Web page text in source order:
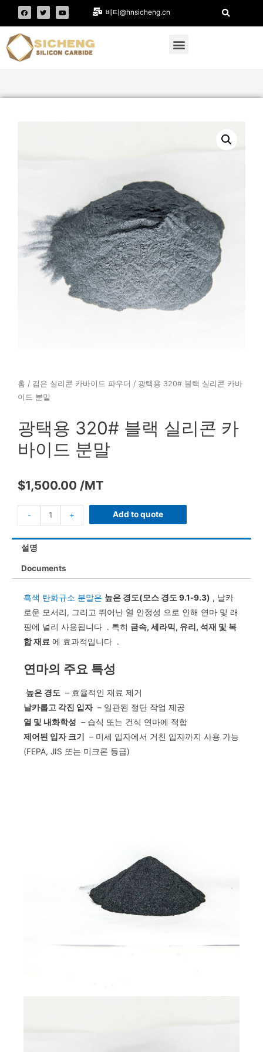
베티@hnsicheng.cn
홈 / 검은 실리콘 카바이드 파우더 / 광택용 320# 블랙 실리콘 카바
이드 분말
광택용 320# 블랙 실리콘 카
바이드 분말
$1,500.00 /MT
- + Add to quote
설명
Documents
흑색 탄화규소 분말은 높은 경도(모스 경도 9.1-9.3) , 날카
로운 모서리, 그리고 뛰어난 열 안정성 으로 인해 연마 및 래
핑에 널리 사용됩니다 . 특히 금속, 세라믹, 유리, 석재 및 복
합 재료 에 효과적입니다 .
연마의 주요 특성
높은 경도 – 효율적인 재료 제거
날카롭고 각진 입자– 일관된 절단 작업 제공
열 및 내화학성 – 습식 또는 건식 연마에 적합
제어된 입자 크기
– 미세 입자에서 거친 입자까지 사용 가능
(FEPA, JIS 또는 미크론 등급)